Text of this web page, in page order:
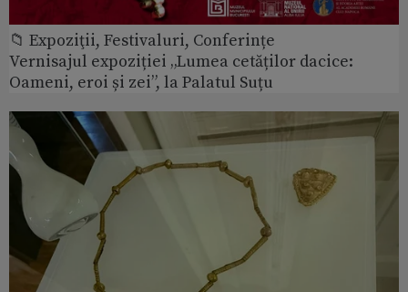
📁 Expoziţii, Festivaluri, Conferințe
Vernisajul expoziției „Lumea cetăților dacice:
Oameni, eroi și zei”, la Palatul Suțu